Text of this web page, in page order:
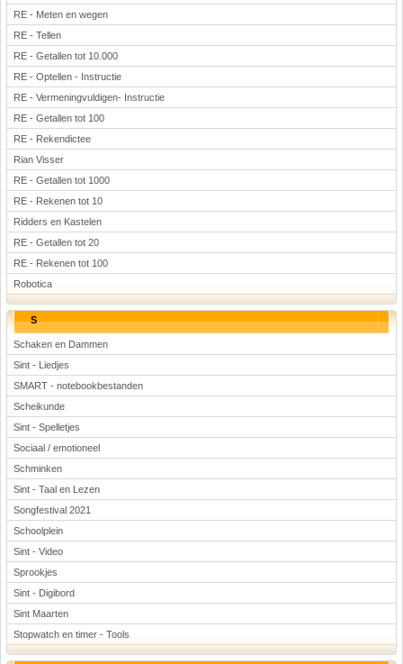
RE - Meten en wegen
RE - Tellen
RE - Getallen tot 10.000
RE - Optellen - Instructie
RE - Vermeningvuldigen- Instructie
RE - Getallen tot 100
RE - Rekendictee
Rian Visser
RE - Getallen tot 1000
RE - Rekenen tot 10
Ridders en Kastelen
RE - Getallen tot 20
RE - Rekenen tot 100
Robotica
S
Schaken en Dammen
Sint - Liedjes
SMART - notebookbestanden
Scheikunde
Sint - Spelletjes
Sociaal / emotioneel
Schminken
Sint - Taal en Lezen
Songfestival 2021
Schoolplein
Sint - Video
Sprookjes
Sint - Digibord
Sint Maarten
Stopwatch en timer - Tools